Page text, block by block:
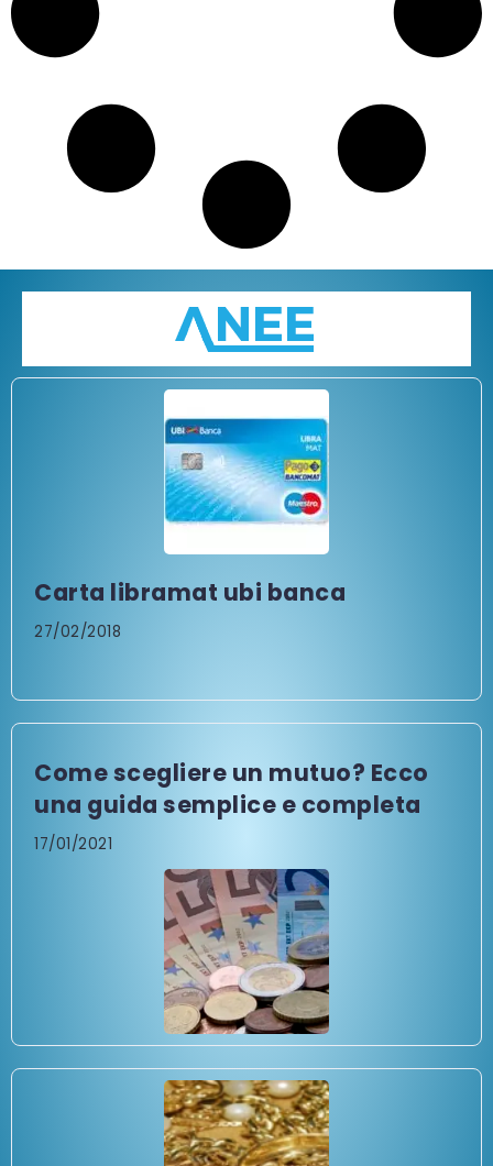
Carta libramat ubi banca
27/02/2018
Come scegliere un mutuo? Ecco
una guida semplice e completa
17/01/2021